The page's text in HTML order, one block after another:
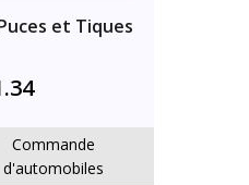
et Tiques
Commande
d'automobiles